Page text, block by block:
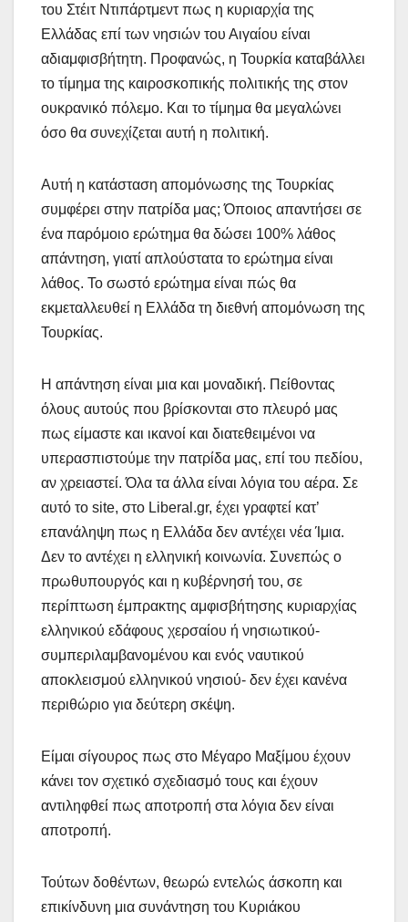
του Στέιτ Ντιπάρτμεντ πως η κυριαρχία της
Ελλάδας επί των νησιών του Αιγαίου είναι
αδιαμφισβήτητη. Προφανώς, η Τουρκία καταβάλλει
το τίμημα της καιροσκοπικής πολιτικής της στον
ουκρανικό πόλεμο. Και το τίμημα θα μεγαλώνει
όσο θα συνεχίζεται αυτή η πολιτική.
Αυτή η κατάσταση απομόνωσης της Τουρκίας
συμφέρει στην πατρίδα μας; Όποιος απαντήσει σε
ένα παρόμοιο ερώτημα θα δώσει 100% λάθος
απάντηση, γιατί απλούστατα το ερώτημα είναι
λάθος. Το σωστό ερώτημα είναι πώς θα
εκμεταλλευθεί η Ελλάδα τη διεθνή απομόνωση της
Τουρκίας.
Η απάντηση είναι μια και μοναδική. Πείθοντας
όλους αυτούς που βρίσκονται στο πλευρό μας
πως είμαστε και ικανοί και διατεθειμένοι να
υπερασπιστούμε την πατρίδα μας, επί του πεδίου,
αν χρειαστεί. Όλα τα άλλα είναι λόγια του αέρα. Σε
αυτό το site, στο Liberal.gr, έχει γραφτεί κατ’
επανάληψη πως η Ελλάδα δεν αντέχει νέα Ίμια.
Δεν το αντέχει η ελληνική κοινωνία. Συνεπώς ο
πρωθυπουργός και η κυβέρνησή του, σε
περίπτωση έμπρακτης αμφισβήτησης κυριαρχίας
ελληνικού εδάφους χερσαίου ή νησιωτικού-
συμπεριλαμβανομένου και ενός ναυτικού
αποκλεισμού ελληνικού νησιού- δεν έχει κανένα
περιθώριο για δεύτερη σκέψη.
Είμαι σίγουρος πως στο Μέγαρο Μαξίμου έχουν
κάνει τον σχετικό σχεδιασμό τους και έχουν
αντιληφθεί πως αποτροπή στα λόγια δεν είναι
αποτροπή.
Τούτων δοθέντων, θεωρώ εντελώς άσκοπη και
επικίνδυνη μια συνάντηση του Κυριάκου